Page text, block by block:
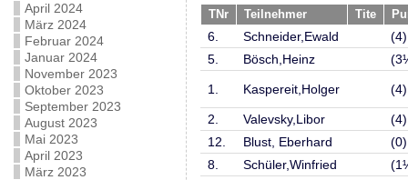
April 2024
März 2024
Februar 2024
Januar 2024
November 2023
Oktober 2023
September 2023
August 2023
Mai 2023
April 2023
März 2023
TNr Teilnehmer Tite
6. Schneider,Ewald
(4)
5.
Bösch,Heinz
1. Kaspereit,Holger (4)
2. Valevsky,Libor
(4)
12.
Blust, Eberhard
(0)
8.
Schüler,Winfried